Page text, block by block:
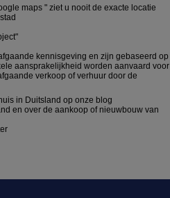
maps " ziet u nooit de exacte locatie
kennisgeving en zijn gebaseerd op
aansprakelijkheid worden aanvaard voor
verkoop of verhuur door de
in Duitsland op onze blog
en over de aankoop of nieuwbouw van